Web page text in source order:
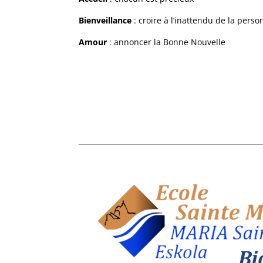
Bienveillance : croire à l’inattendu de la
Amour : annoncer la Bonne Nouvelle